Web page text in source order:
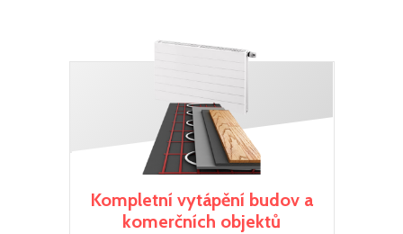
Kompletní vytápění budov a
komerčních objektů